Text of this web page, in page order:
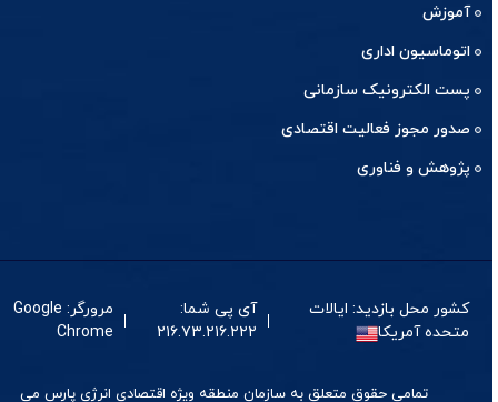
آموزش
اتوماسیون اداری
پست الکترونیک سازمانی
صدور مجوز فعالیت اقتصادی
پژوهش و فناوری
کشور محل بازدید: ایالات
متحده آمریکا
آی پی شما:
۲۱۶.۷۳.۲۱۶.۲۲۲
مرورگر: Google
Chrome
تمامی حقوق متعلق به سازمان منطقه ویژه اقتصادی انرژی پارس می